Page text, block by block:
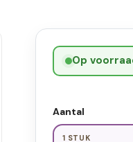
Op
Aantal
1 STUK